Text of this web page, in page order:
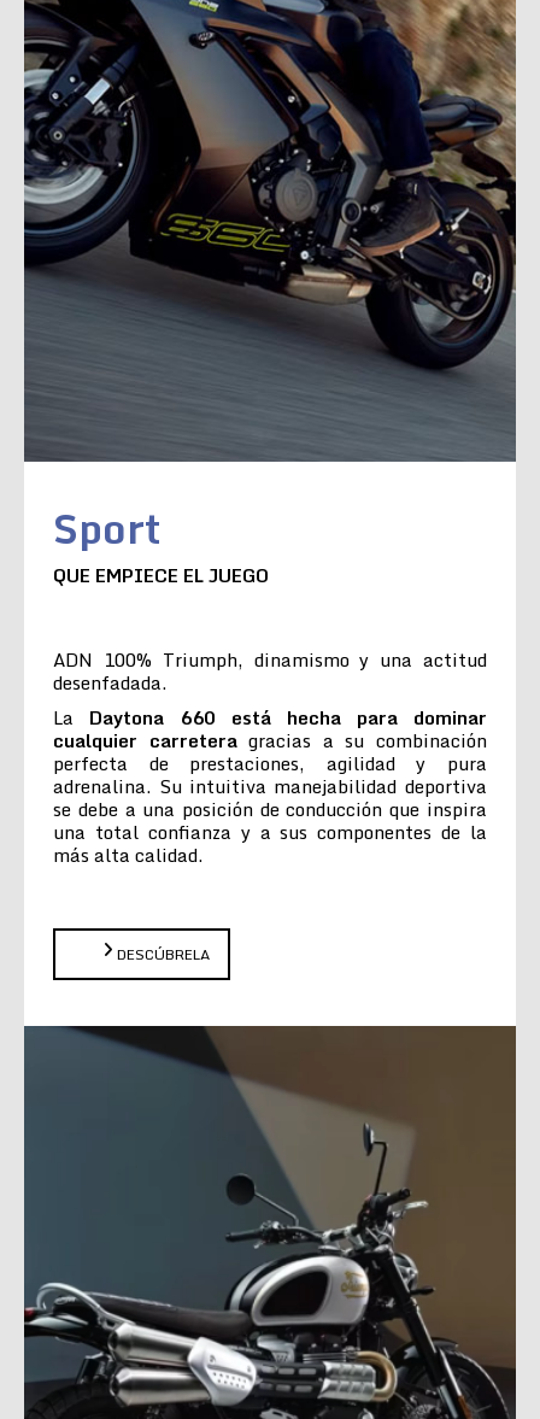
Sport
QUE EMPIECE EL JUEGO
ADN 100% Triumph, dinamismo y una actitud
desenfadada.
La Daytona 660 está hecha para dominar
cualquier carreteragracias a su combinación
perfecta de prestaciones, agilidad y pura
adrenalina. Su intuitiva manejabilidad deportiva
se debe a una posición de conducción que inspira
una total confianza y a sus componentes de la
más alta calidad.
DESCÚBRELA